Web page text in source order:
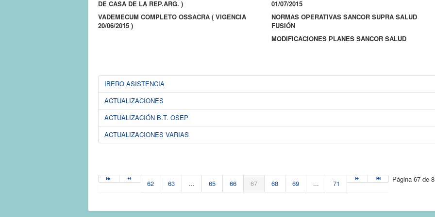
DE CASA DE LA REP.ARG. )
VADEMECUM COMPLETO OSSACRA ( VIGENCIA
20/06/2015 )
01/07/2015
NORMAS OPERATIVAS SANCOR SUPRA SALUD
FUSIÓN
MODIFICACIONES PLANES SANCOR SALUD
IBERO ASISTENCIA
ACTUALIZACIONES
ACTUALIZACIÓN B.T. OSEP
ACTUALIZACIONES VARIAS
Página 67 de
62 63 ... 65 66 67 68 69 ... 71